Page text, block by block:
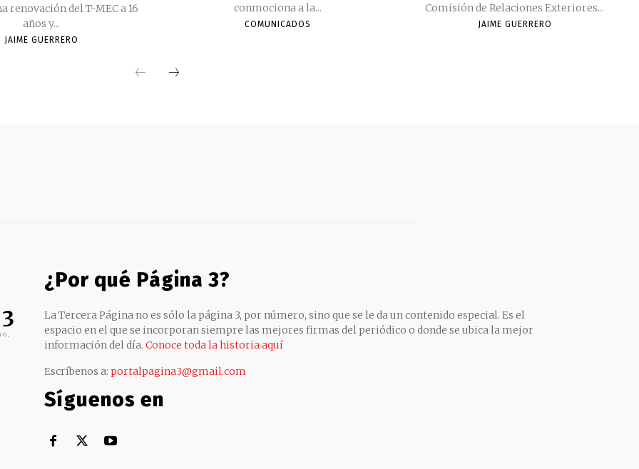
renovación del T-MEC a 16
años y...
JAIME GUERRERO
conmociona a la...
COMUNICADOS
Comisión de Relaciones Exteriores...
JAIME GUERRERO
¿Por qué Página 3?
La Tercera Página no es sólo la página 3, por número, sino que se le da un contenido especial. Es el
espacio en el que se incorporan siempre las mejores firmas del periódico o donde se ubica la mejor
información del día. Conoce toda la historia aquí
Escríbenos a: portalpagina3@gmail.com
Síguenos en